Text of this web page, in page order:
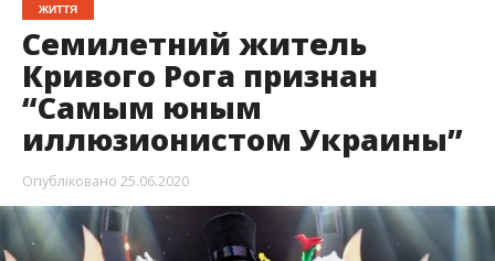
ЖИТТЯ
Семилетний житель
Кривого Рога признан
“Самым юным
иллюзионистом Украины”
Опубліковано 25.06.2020